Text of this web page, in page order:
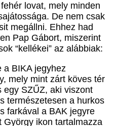
lovat, mely minden
De nem csak
megállni. Ehhez had
Pap Gábort, miszerint
“kellékei” az alábbiak:
a BIKA jegyhez
mely mint zárt köves tér
egy SZŰZ, aki viszont
természetesen a hurkos
farkával a BAK jegyre
György ikon tartalmazza